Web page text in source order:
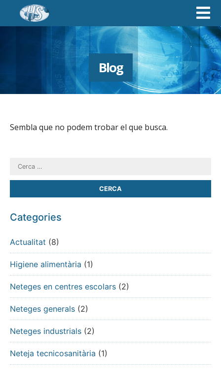
Blog
Sembla que no podem trobar el que busca.
Categories
Actualitat (8)
Higiene alimentària (1)
Neteges en centres escolars (2)
Neteges generals (2)
Neteges industrials (2)
Neteja tecnicosanitària (1)